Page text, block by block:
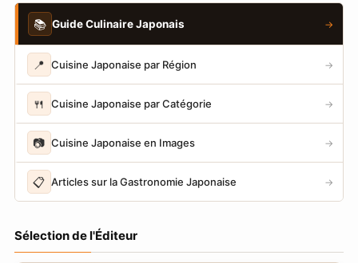
📚 Guide Culinaire Japonais →
📍 Cuisine Japonaise par Région →
🍴 Cuisine Japonaise par Catégorie →
📷 Cuisine Japonaise en Images →
📋 Articles sur la Gastronomie Japonaise →
Sélection de l'Éditeur